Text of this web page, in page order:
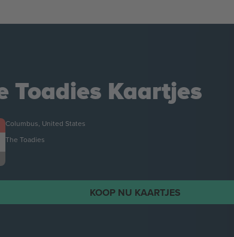
Toadies Kaartjes
Columbus, United States
The Toadies
KOOP NU KAARTJES